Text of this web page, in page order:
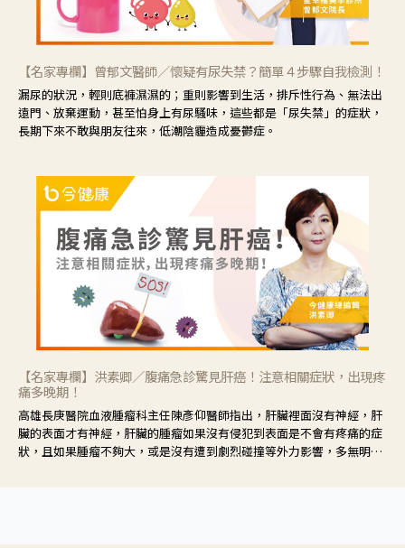
【名家專欄】曾郁文醫師／懷疑有尿失禁？簡單４步驟自我檢測！
漏尿的狀況，輕則底褲濕濕的；重則影響到生活，排斥性行為、無法出
遠門、放棄運動，甚至怕身上有尿騷味，這些都是「尿失禁」的症狀，
長期下來不敢與朋友往來，低潮陰霾造成憂鬱症。
【名家專欄】洪素卿／腹痛急診驚見肝癌！注意相關症狀，出現疼
痛多晚期！
高雄長庚醫院血液腫瘤科主任陳彥仰醫師指出，肝臟裡面沒有神經，肝
臟的表面才有神經，肝臟的腫瘤如果沒有侵犯到表面是不會有疼痛的症
狀，且如果腫瘤不夠大，或是沒有遭到劇烈碰撞等外力影響，多無明顯